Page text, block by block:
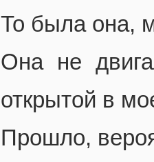
То была она,
Она не
открытой в
Прошло,